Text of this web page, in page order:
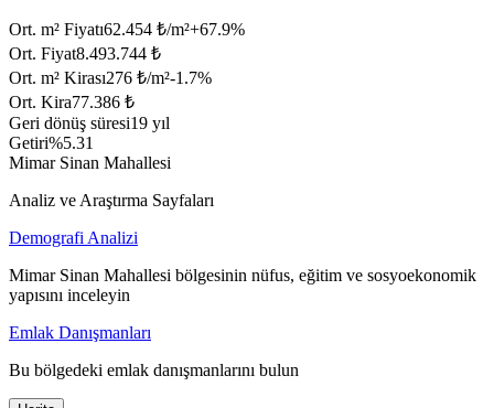
Ort. m² Fiyatı62.454 ₺/m²+67.9%
Ort. Fiyat8.493.744 ₺
Ort. m² Kirası276 ₺/m²-1.7%
Ort. Kira77.386 ₺
Geri dönüş süresi19 yıl
Getiri%5.31
Mimar Sinan Mahallesi
Analiz ve Araştırma Sayfaları
Demografi Analizi
Mimar Sinan Mahallesi bölgesinin nüfus, eğitim ve sosyoekonomik
yapısını inceleyin
Emlak Danışmanları
Bu bölgedeki emlak danışmanlarını bulun